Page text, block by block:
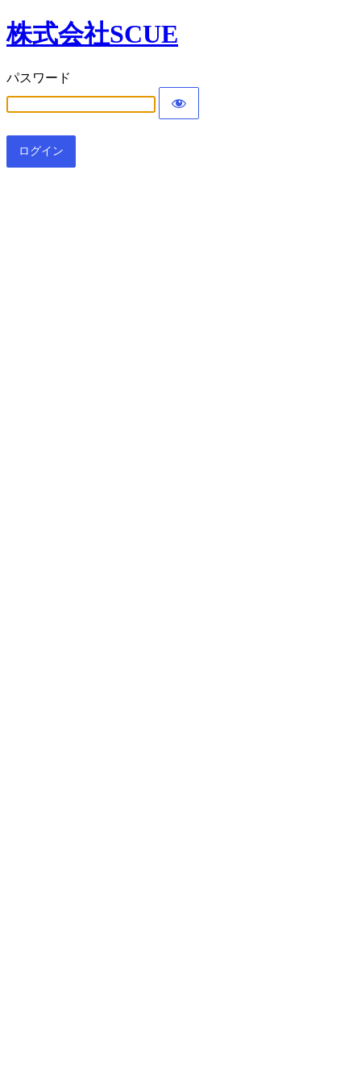
株式会社SCUE
パスワード